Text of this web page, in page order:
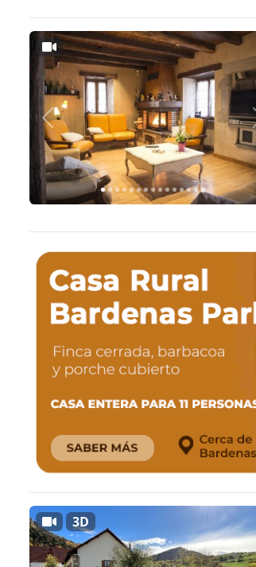
Anterior
3D